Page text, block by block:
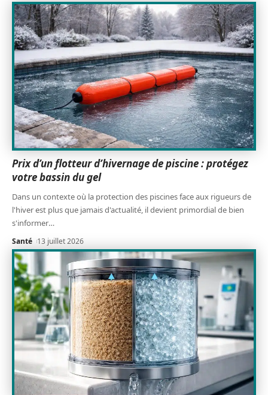
Prix d’un flotteur d’hivernage de piscine : protégez
votre bassin du gel
Dans un contexte où la protection des piscines face aux rigueurs de
l'hiver est plus que jamais d'actualité, il devient primordial de bien
s'informer…
Santé 13 juillet 2026